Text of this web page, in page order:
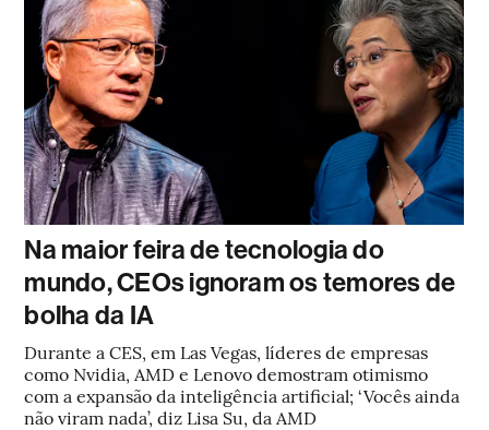
Na maior feira de tecnologia do
mundo, CEOs ignoram os temores de
bolha da IA
Durante a CES, em Las Vegas, líderes de empresas
como Nvidia, AMD e Lenovo demostram otimismo
com a expansão da inteligência artificial; ‘Vocês ainda
não viram nada’, diz Lisa Su, da AMD